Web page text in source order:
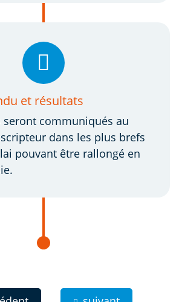
et résultats
seront communiqués au
dans les plus brefs
pouvant être rallongé en